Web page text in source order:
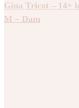
Gina Tricot – 14+
M – Dam